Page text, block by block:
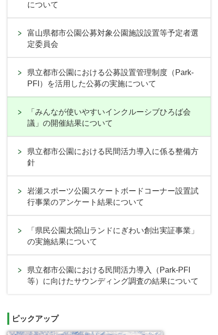
について
富山県都市公園公募対象公園施設設置等予定者選
定委員会
県立都市公園における公募設置管理制度（Park-
PFI）を活用した公募の実施について
「みんなが使いやすいインクルーシブひろば会
議」の開催結果について
県立都市公園における民間活力導入に係る整備方
針
岩瀬スポーツ公園スケートボードコーナー設置試
行事業のアンケート結果について
「県民公園太閤山ランドにぎわい創出実証事業」
の実施結果について
県立都市公園における民間活力導入（Park-PFI
等）に向けたサウンディング調査の結果について
ピックアップ